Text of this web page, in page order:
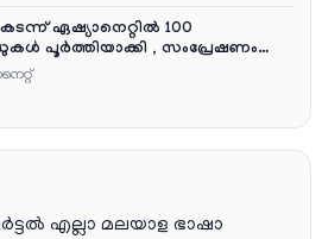
ഏഷ്യാനെറ്റിൽ 100
പൂർത്തിയാക്കി , സംപ്രേഷണം
വെള്ളി വരെ രാത്രി 9:30 ന്
എല്ലാ മലയാള ഭാഷാ